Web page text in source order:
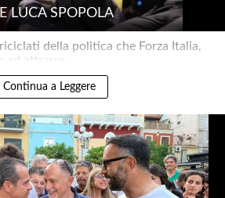
LUCA SPOPOLA
della politica che Forza Italia,
ad attrarre..
Continua a Leggere